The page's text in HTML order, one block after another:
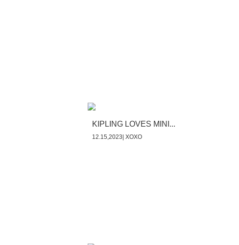
KIPLING LOVES MINI...
12.15,2023| XOXO